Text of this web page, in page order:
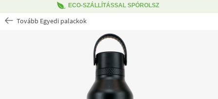
ECO-SZÁLLÍTÁSSAL SPÓROLSZ
Tovább Egyedi palackok